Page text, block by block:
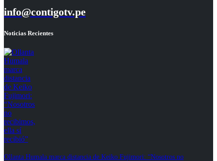
info@contigotv.pe
Noticias Recientes
Ollanta Humala marca distancia de Keiko Fujimori: “Nosotros no